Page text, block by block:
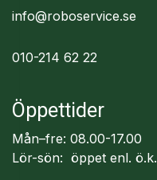
info@roboservice.se
010-214 62 22
Öppettider
Mån–fre: 08.00-17.00
Lör-sön: öppet enl. ö.k.